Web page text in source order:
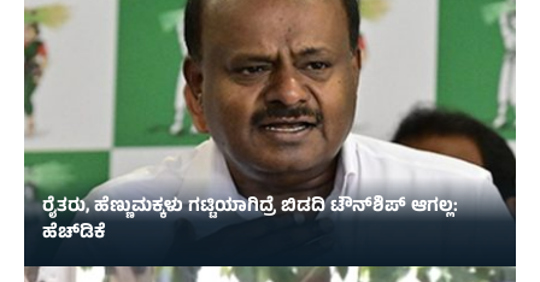
ರೈತರು, ಹೆಣ್ಣುಮಕ್ಕಳು ಗಟ್ಟಿಯಾಗಿದ್ರೆ ಬಿಡದಿ ಟೌನ್‌ಶಿಪ್ ಆಗಲ್ಲ:
ಹೆಚ್‌ಡಿಕೆ